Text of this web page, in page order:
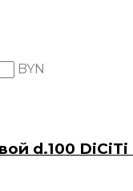
BYN
d.100